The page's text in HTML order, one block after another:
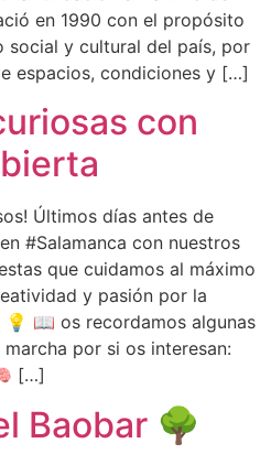
en 1990 con el propósito
social y cultural del país, por
espacios, condiciones y […]
con
Últimos días antes de
#Salamanca con nuestros
que cuidamos al máximo
y pasión por la
📖 os recordamos algunas
por si os interesan:
[…]
Baobar 🌳